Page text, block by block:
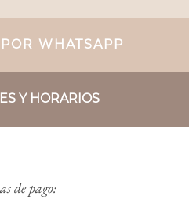
WHATSAPP
Y HORARIOS
de pago: